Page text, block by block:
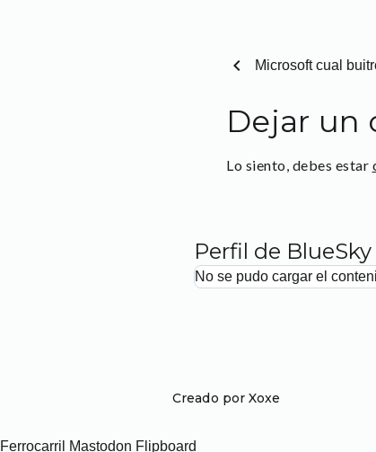
chevron_left Microsoft cual
Dejar un
Lo siento, debes estar
Perfil de BlueSky
No se pudo cargar el
Creado por Xoxe
Ferrocarril Mastodon Flipboard